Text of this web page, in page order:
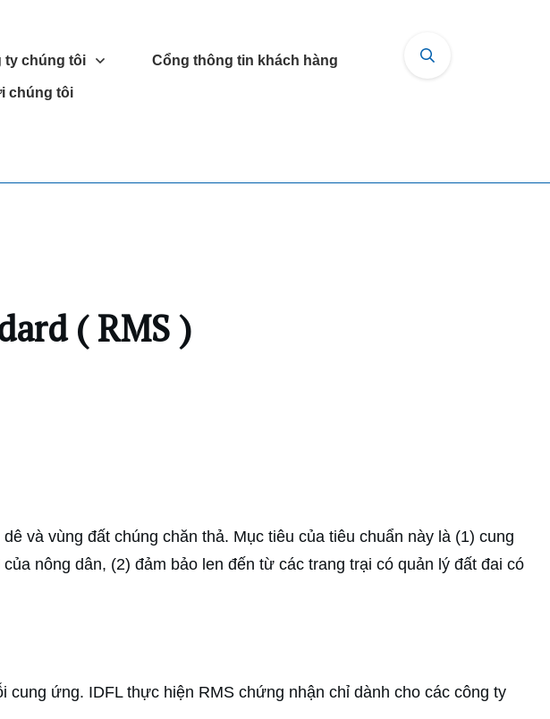
ty chúng tôi Cổng thông tin khách hàng
chúng tôi
( RMS )
và vùng đất chúng chăn thả. Mục tiêu của tiêu chuẩn này là (1) cung
nông dân, (2) đảm bảo len đến từ các trang trại có quản lý đất đai có
ứng. IDFL thực hiện RMS chứng nhận chỉ dành cho các công ty